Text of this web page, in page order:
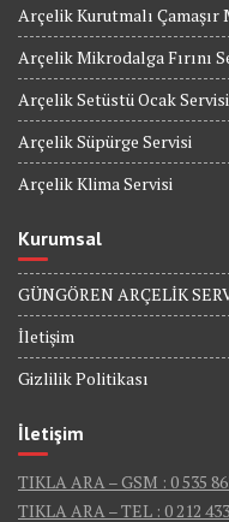
Arçelik Kurutmalı Çamaşır
Arçelik Mikrodalga Fırını
Arçelik Setüstü Ocak Servisi
Arçelik Süpürge Servisi
Arçelik Klima Servisi
Kurumsal
GÜNGÖREN ARÇELİK
İletişim
Gizlilik Politikası
İletişim
TIKLA ARA – GSM : 0 535
TIKLA ARA – TEL : 0 212